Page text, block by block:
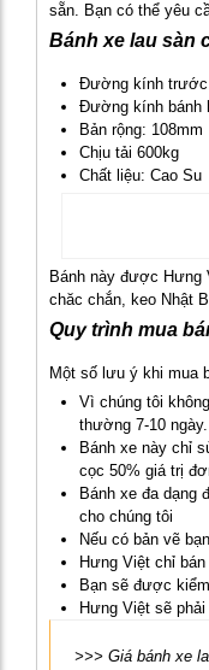
sẵn. Bạn có thể yêu
Bánh xe lau sàn
Đường kính trước
Đường kính bánh
Bản rộng: 108mm
Chịu tải 600kg
Chất liệu: Cao Su
Bánh này được Hưng
chăc chắn, keo Nhật
Quy trình mua
Một số lưu ý khi mua
Vì chúng tôi
thường 7-10 ngày.
Bánh xe này chỉ
cọc 50% giá trị
Bánh xe đa dạng
cho chúng tôi
Nếu có bản vẽ
Hưng Việt chỉ
Bạn sẽ được
Hưng Việt sẽ
>>> Giá bánh xe